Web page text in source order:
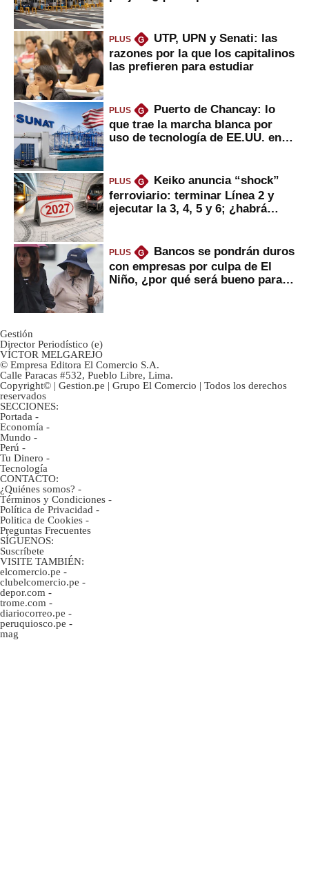
PLUS G
UTP, UPN y Senati: las
razones por la que los capitalinos
las prefieren para estudiar
PLUS G
Puerto de Chancay: lo
que trae la marcha blanca por
uso de tecnología de EE.UU. en
PLUS G
Keiko anuncia “shock”
ferroviario: terminar Línea 2 y
ejecutar la 3, 4, 5 y 6; ¿habrá
PLUS G
Bancos se pondrán duros
con empresas por culpa de El
Niño, ¿por qué será bueno para
Gestión
Director Periodístico (e)
VÍCTOR MELGAREJO
© Empresa Editora El Comercio S.A.
Calle Paracas #532, Pueblo Libre, Lima.
Copyright© | Gestion.pe | Grupo El Comercio | Todos los derechos
reservados
SECCIONES:
Portada -
Economía -
Mundo -
Perú -
Tu Dinero -
Tecnología
CONTACTO:
¿Quiénes somos? -
Términos y Condiciones -
Política de Privacidad -
Politica de Cookies -
Preguntas Frecuentes
SÍGUENOS:
Suscríbete
VISITE TAMBIÉN:
elcomercio.pe -
clubelcomercio.pe -
depor.com -
trome.com -
diariocorreo.pe -
peruquiosco.pe -
mag